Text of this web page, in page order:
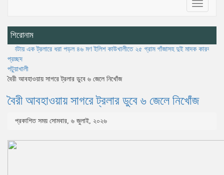
Toggle
শিরোনাম
ট্রলারে ধরা পড়ল ৪৬ মণ ইলিশ কাউখালীতে ২৫ গ্রাম গাঁজাসহ দুই মাদক কারবারি গ্রেপ্তার:
প্রচ্ছদ
পটুয়াখালী
বৈরী আবহাওয়ায় সাগরে ট্রলার ডুবে ৬ জেলে নিখোঁজ
বৈরী আবহাওয়ায় সাগরে ট্রলার ডুবে ৬ জেলে নিখোঁজ
প্রকাশিত সময় সোমবার, ৬ জুলাই, ২০২৬